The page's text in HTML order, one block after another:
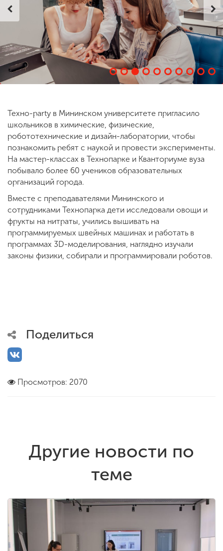
SPN CHI
Приемная
Техно-party в Мининском университете пригласило
школьников в химические, физические,
робототехнические и дизайн-лаборатории, чтобы
познакомить ребят с наукой и провести эксперименты.
На мастер-классах в Технопарке и Кванториуме вуза
побывало более 60 учеников образовательных
организаций города.
Вместе с преподавателями Мининского и
сотрудниками Технопарка дети исследовали овощи и
фрукты на нитраты, учились вышивать на
программируемых швейных машинах и работать в
программах 3D-моделирования, наглядно изучали
законы физики, собирали и программировали роботов.
Поделиться
Просмотров: 2070
Другие новости по
теме